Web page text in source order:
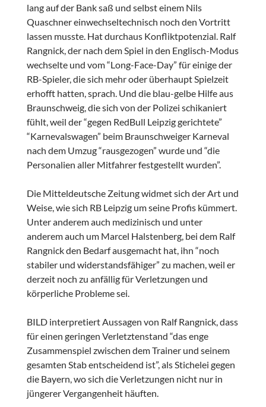
lang auf der Bank saß und selbst einem Nils
Quaschner einwechseltechnisch noch den Vortritt
lassen musste. Hat durchaus Konfliktpotenzial. Ralf
Rangnick, der nach dem Spiel in den Englisch-Modus
wechselte und vom “Long-Face-Day” für einige der
RB-Spieler, die sich mehr oder überhaupt Spielzeit
erhofft hatten, sprach. Und die blau-gelbe Hilfe aus
Braunschweig, die sich von der Polizei schikaniert
fühlt, weil der “gegen RedBull Leipzig gerichtete”
“Karnevalswagen” beim Braunschweiger Karneval
nach dem Umzug “rausgezogen” wurde und “die
Personalien aller Mitfahrer festgestellt wurden”.
Die Mitteldeutsche Zeitung widmet sich der Art und
Weise, wie sich RB Leipzig um seine Profis kümmert.
Unter anderem auch medizinisch und unter
anderem auch um Marcel Halstenberg, bei dem Ralf
Rangnick den Bedarf ausgemacht hat, ihn “noch
stabiler und widerstandsfähiger” zu machen, weil er
derzeit noch zu anfällig für Verletzungen und
körperliche Probleme sei.
BILD interpretiert Aussagen von Ralf Rangnick, dass
für einen geringen Verletztenstand “das enge
Zusammenspiel zwischen dem Trainer und seinem
gesamten Stab entscheidend ist”, als Stichelei gegen
die Bayern, wo sich die Verletzungen nicht nur in
jüngerer Vergangenheit häuften.